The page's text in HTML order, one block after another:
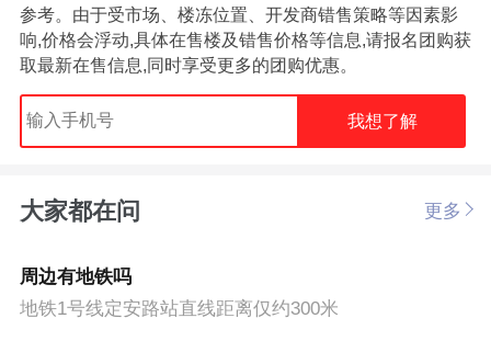
参考。由于受市场、楼冻位置、开发商错售策略等因素影
响,价格会浮动,具体在售楼及错售价格等信息,请报名团购获
取最新在售信息,同时享受更多的团购优惠。
我想了解
大家都在问 更多
周边有地铁吗
地铁1号线定安路站直线距离仅约300米